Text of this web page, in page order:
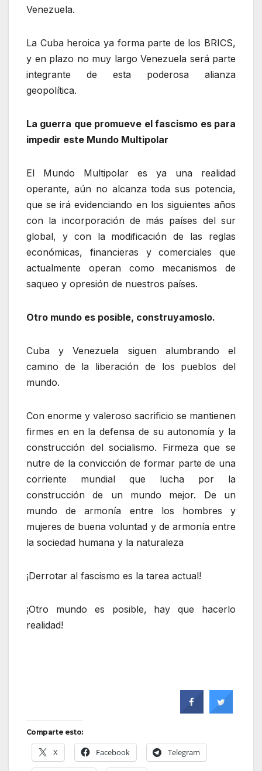
Venezuela.
La Cuba heroica ya forma parte de los BRICS,
y en plazo no muy largo Venezuela será parte
integrante de esta poderosa alianza
geopolítica.
La guerra que promueve el fascismo es para
impedir este Mundo Multipolar
El Mundo Multipolar es ya una realidad
operante, aún no alcanza toda sus potencia,
que se irá evidenciando en los siguientes años
con la incorporación de más países del sur
global, y con la modificación de las reglas
económicas, financieras y comerciales que
actualmente operan como mecanismos de
saqueo y opresión de nuestros países.
Otro mundo es posible, construyamoslo.
Cuba y Venezuela siguen alumbrando el
camino de la liberación de los pueblos del
mundo.
Con enorme y valeroso sacrificio se mantienen
firmes en en la defensa de su autonomía y la
construcción del socialismo. Firmeza que se
nutre de la convicción de formar parte de una
corriente mundial que lucha por la
construcción de un mundo mejor. De un
mundo de armonía entre los hombres y
mujeres de buena voluntad y de armonía entre
la sociedad humana y la naturaleza
¡Derrotar al fascismo es la tarea actual!
¡Otro mundo es posible, hay que hacerlo
realidad!
Comparte esto:
X Facebook Telegram